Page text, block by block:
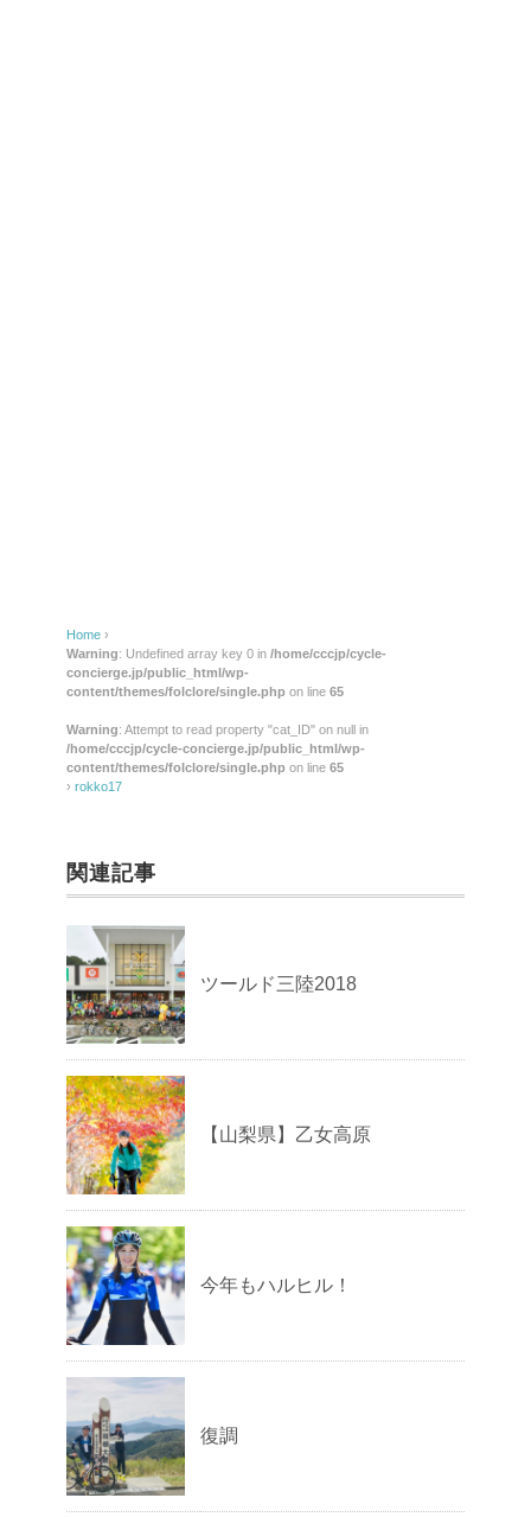
Home ›
Warning: Undefined array key 0 in /home/cccjp/cycle-
concierge.jp/public_html/wp-
content/themes/folclore/single.php on line 65
Warning: Attempt to read property "cat_ID" on null in
/home/cccjp/cycle-concierge.jp/public_html/wp-
content/themes/folclore/single.php on line 65
› rokko17
関連記事
ツールド三陸2018
【山梨県】乙女高原
今年もハルヒル！
復調